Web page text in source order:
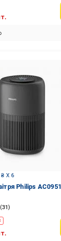
₴ X 6
Philips
31